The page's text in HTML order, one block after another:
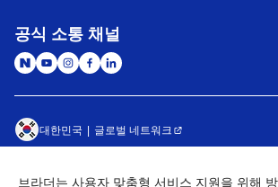
공식 소통 채널
대한민국 글로벌 네트워크
브라더는 사용자 맞춤형 서비스 지원을 위해